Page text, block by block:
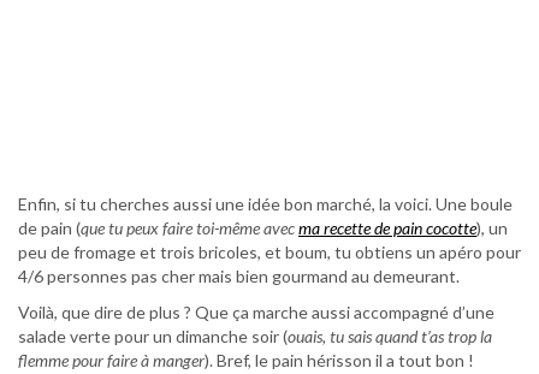
Enfin, si tu cherches aussi une idée bon marché, la voici. Une boule
de pain (que tu peux faire toi-même avecma recette de pain cocotte), un
peu de fromage et trois bricoles, et boum, tu obtiens un apéro pour
4/6 personnes pas cher mais bien gourmand au demeurant.
Voilà, que dire de plus ? Que ça marche aussi accompagné d’une
salade verte pour un dimanche soir (ouais, tu sais quand t’as trop la
flemme pour faire à manger). Bref, le pain hérisson il a tout bon !